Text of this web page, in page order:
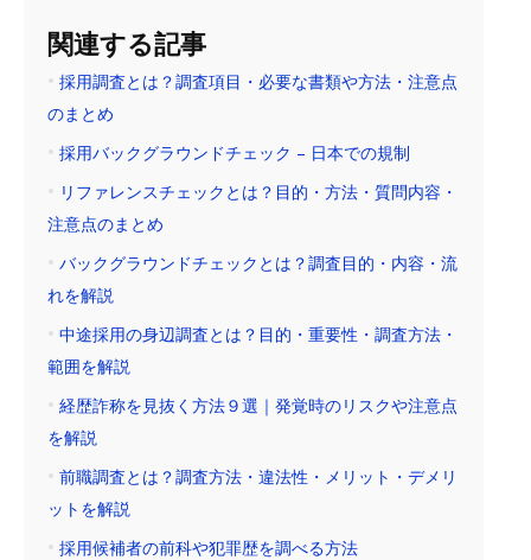
関連する記事
採用調査とは？調査項目・必要な書類や方法・注意点
のまとめ
採用バックグラウンドチェック – 日本での規制
リファレンスチェックとは？目的・方法・質問内容・
注意点のまとめ
バックグラウンドチェックとは？調査目的・内容・流
れを解説
中途採用の身辺調査とは？目的・重要性・調査方法・
範囲を解説
経歴詐称を見抜く方法９選｜発覚時のリスクや注意点
を解説
前職調査とは？調査方法・違法性・メリット・デメリ
ットを解説
採用候補者の前科や犯罪歴を調べる方法